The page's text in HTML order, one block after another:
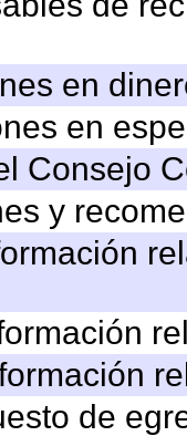
en
en
Consejo
y
de